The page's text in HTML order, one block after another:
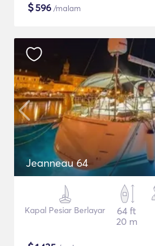
$596 /malam
Jeanneau 64
Kapal Pesiar Berlayar
64 ft
20 m